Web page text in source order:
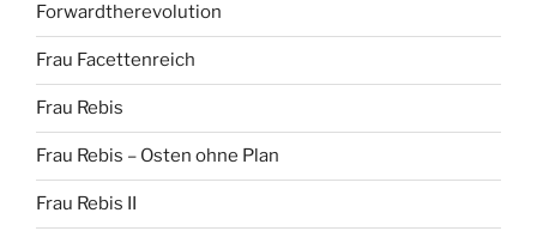
Forwardtherevolution
Frau Facettenreich
Frau Rebis
Frau Rebis – Osten ohne Plan
Frau Rebis II